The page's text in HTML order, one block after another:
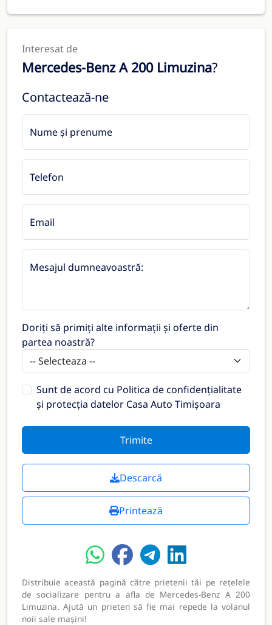
Interesat de
Mercedes-Benz A 200 Limuzina?
Contactează-ne
Nume și prenume
Telefon
Email
Mesajul dumneavoastră:
Doriți să primiți alte informații și oferte din
partea noastră?
Sunt de acord cu Politica de confidențialitate
și protecția datelor Casa Auto Timișoara
Trimite
Descarcă
Printează
Distribuie această pagină către prietenii tăi pe rețelele
de socializare pentru a afla de Mercedes-Benz A 200
Limuzina. Ajută un prieten să fie mai repede la volanul
noii sale mașini!